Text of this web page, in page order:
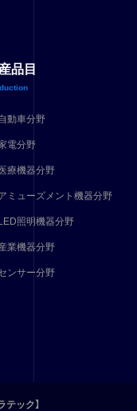
品目
動車分野
電分野
療機器分野
ミューズメント機器分野
照明機器分野
業機器分野
ンサー分野
ック】